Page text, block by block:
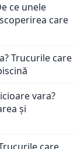
ce unele
care
Trucurile care
vara?
și